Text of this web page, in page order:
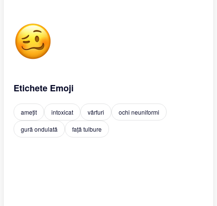
Etichete Emoji
amețit intoxicat vârfuri ochi neuniformi
gură ondulată față tulbure